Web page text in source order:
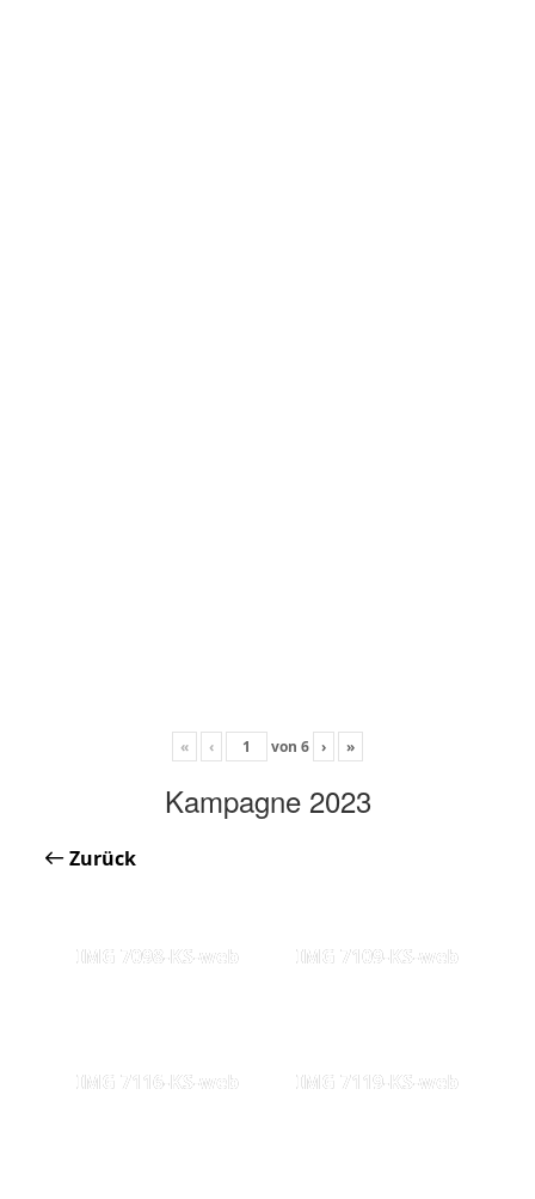
« ‹ von 6 › »
Kampagne 2023
Zurück
IMG 7098-KS-web IMG 7109-KS-web
IMG 7116-KS-web IMG 7119-KS-web